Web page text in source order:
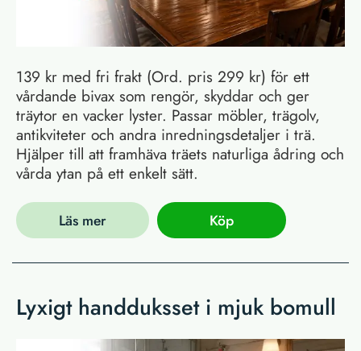
139 kr med fri frakt (Ord. pris 299 kr) för ett
vårdande bivax som rengör, skyddar och ger
träytor en vacker lyster. Passar möbler, trägolv,
antikviteter och andra inredningsdetaljer i trä.
Hjälper till att framhäva träets naturliga ådring och
vårda ytan på ett enkelt sätt.
Läs mer Köp
Lyxigt handduksset i mjuk bomull